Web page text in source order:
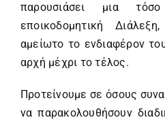
παρουσιάσει μια
εποικοδομητική
αμείωτο το ενδιαφέρον
αρχή μέχρι το τέλος.
Προτείνουμε σε όσους
να παρακολουθήσουν